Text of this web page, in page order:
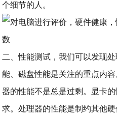
个细节的人。
二、性能测试，我们可以发现
能、磁盘性能是关注的重点内
器的性能不是总是过剩。显卡
求。处理器的性能是制约其他